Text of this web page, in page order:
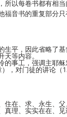
所以每卷书都有相
音书的重复部分只
生平，因此省略了
天等内容。
的事工，强调主耶
，对门徒的讲论（
在、求、永生、
真理、实实在在、见